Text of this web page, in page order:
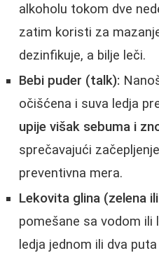
alkoholu tokom dve
zatim koristi za
dezinfikuje, a bilje leči.
Bebi puder (talk):
očišćena i suva ledja
upije višak sebuma i
sprečavajući
preventivna mera.
Lekovita glina (zelena
pomešane sa vodom ili
ledja jednom ili dva